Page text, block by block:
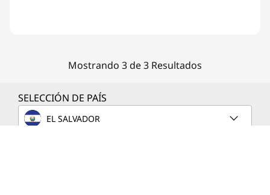
Mostrando 3 de 3 Resultados
SELECCIÓN DE PAÍS
EL SALVADOR